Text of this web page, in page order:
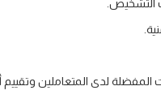
التشخيص.
لدى المتعاملين وتقييم